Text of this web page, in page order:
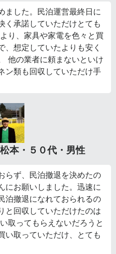
ました。民泊運営最終日に
く承諾していただけとても
り、家具や家電を色々と買
、想定していたよりも安く
他の業者に頼まないといけ
ン類も回収していただけ手
本・５０代・男性
らず、民泊撤退を決めたの
にお願いしました。迅速に
泊撤退になれておられるの
と回収していただけたのは
取ってもらえないだろうと
い取っていただけ、とても